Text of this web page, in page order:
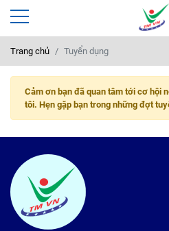
Trang chủ Tuyển dụng
Cảm ơn bạn đã quan tâm tới cơ hội
tôi. Hẹn gặp bạn trong những đợt